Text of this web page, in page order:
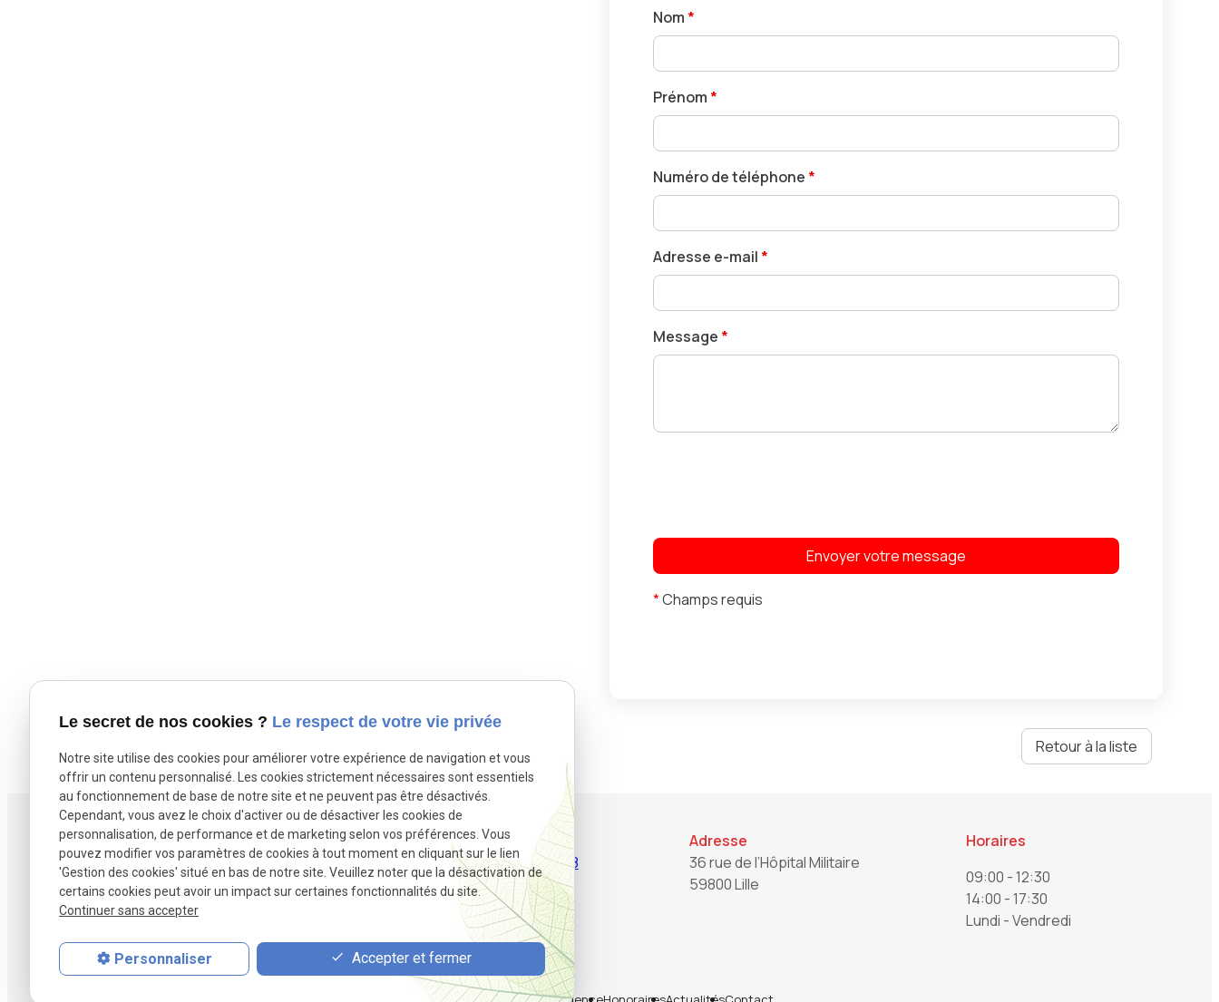
Nom *
Prénom *
Numéro de téléphone *
Adresse e-mail *
Message *
*Champs requis
Retour à la liste
Agence B2M spécialisée en vente et
rachat de fonds de commerce à Lille et
Téléphone
03.20.22.82.28
Adresse
36 rue de l’Hôpital Militaire
59800 Lille
Horaires
09:00 - 12:30
14:00 - 17:30
Lundi - Vendredi
Le secret de nos cookies ? Le respect de votre vie privée
Notre site utilise des cookies pour améliorer votre expérience de navigation et vous
offrir un contenu personnalisé. Les cookies strictement nécessaires sont essentiels
au fonctionnement de base de notre site et ne peuvent pas être désactivés.
Cependant, vous avez le choix d'activer ou de désactiver les cookies de
personnalisation, de performance et de marketing selon vos préférences. Vous
pouvez modifier vos paramètres de cookies à tout moment en cliquant sur le lien
'Gestion des cookies' situé en bas de notre site. Veuillez noter que la désactivation de
certains cookies peut avoir un impact sur certaines fonctionnalités du site.
Continuer sans accepter
Personnaliser Accepter et fermer